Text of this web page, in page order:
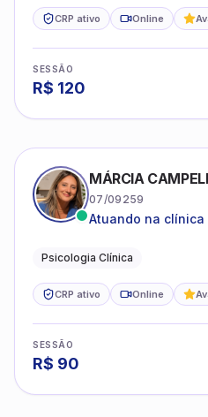
CRP ativo Online
SESSÃO
R$ 120
MÁRCIA
07/09259
Atuando na clínica
estruturas, com
Psicologia Clínica
CRP ativo Online
SESSÃO
R$ 90